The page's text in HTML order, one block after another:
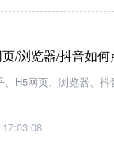
/浏览器/抖音如
H5网页、浏览器、